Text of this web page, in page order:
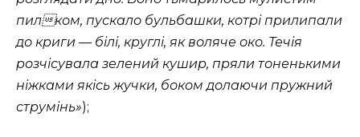
пилком, пускало бульбашки, котрі прилипали
до криги — білі, круглі, як воляче око. Течія
розчісувала зелений кушир, пряли тоненькими
ніжками якісь жучки, боком долаючи пружний
струмінь»);